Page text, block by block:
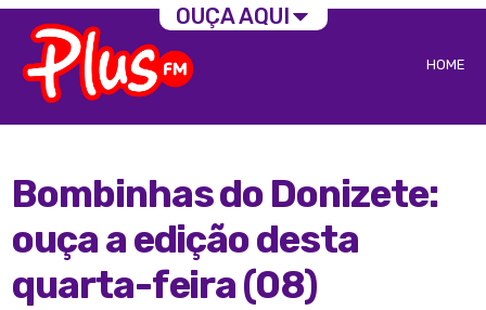
HOME
Bombinhas do Donizete:
ouça a edição desta
quarta-feira (08)
OUÇA AQUI